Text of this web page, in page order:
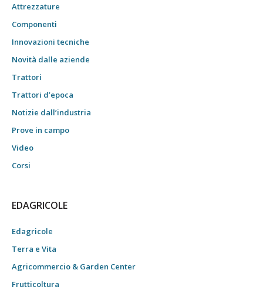
Attrezzature
Componenti
Innovazioni tecniche
Novità dalle aziende
Trattori
Trattori d’epoca
Notizie dall’industria
Prove in campo
Video
Corsi
EDAGRICOLE
Edagricole
Terra e Vita
Agricommercio & Garden Center
Frutticoltura